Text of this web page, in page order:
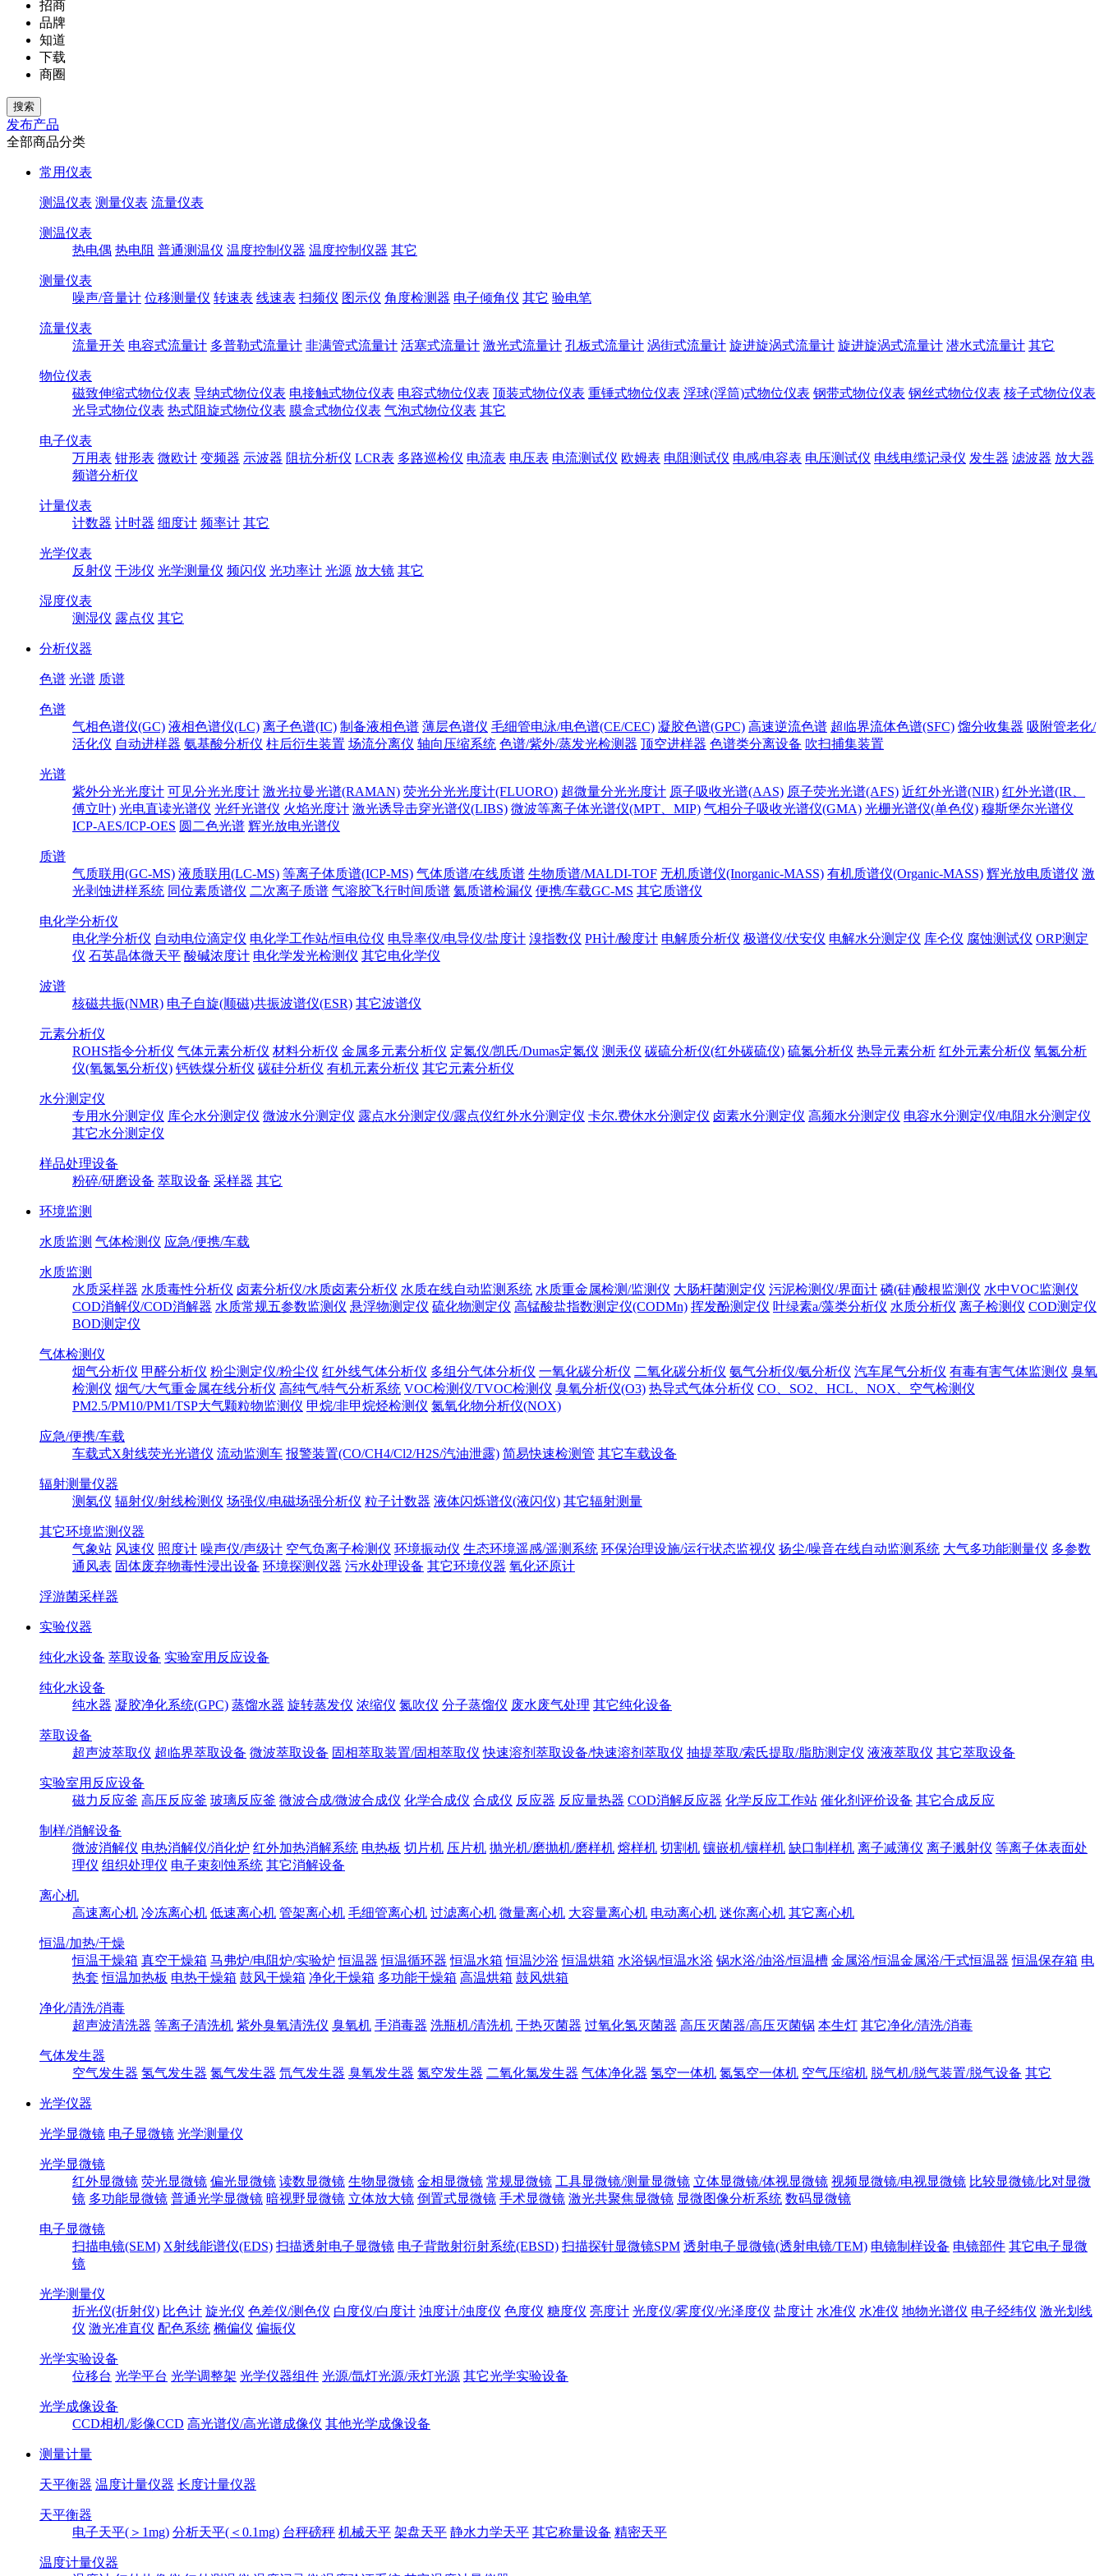
招商
品牌
知道
下载
商圈
发布产品
全部商品分类
常用仪表
测温仪表 测量仪表 流量仪表
测温仪表
热电偶 热电阻 普通测温仪 温度控制仪器 温度控制仪器 其它
测量仪表
噪声/音量计 位移测量仪 转速表 线速表 扫频仪 图示仪 角度检测器 电子倾角仪 其它 验电笔
流量仪表
流量开关 电容式流量计 多普勒式流量计 非满管式流量计 活塞式流量计 激光式流量计 孔板式流量计 涡街式流量计 旋进旋涡式流量计 旋进旋涡式流量计 潜水式流量计 其它
物位仪表
磁致伸缩式物位仪表 导纳式物位仪表 电接触式物位仪表 电容式物位仪表 顶装式物位仪表 重锤式物位仪表 浮球(浮筒)式物位仪表 钢带式物位仪表 钢丝式物位仪表 核子式物位仪表
光导式物位仪表 热式阻旋式物位仪表 膜盒式物位仪表 气泡式物位仪表 其它
电子仪表
万用表 钳形表 微欧计 变频器 示波器 阻抗分析仪 LCR表 多路巡检仪 电流表 电压表 电流测试仪 欧姆表 电阻测试仪 电感/电容表 电压测试仪 电线电缆记录仪 发生器 滤波器 放大器
频谱分析仪
计量仪表
计数器 计时器 细度计 频率计 其它
光学仪表
反射仪 干涉仪 光学测量仪 频闪仪 光功率计 光源 放大镜 其它
湿度仪表
测湿仪 露点仪 其它
分析仪器
色谱 光谱 质谱
色谱
气相色谱仪(GC) 液相色谱仪(LC) 离子色谱(IC) 制备液相色谱 薄层色谱仪 毛细管电泳/电色谱(CE/CEC) 凝胶色谱(GPC) 高速逆流色谱 超临界流体色谱(SFC) 馏分收集器 吸附管老化/
活化仪 自动进样器 氨基酸分析仪 柱后衍生装置 场流分离仪 轴向压缩系统 色谱/紫外/蒸发光检测器 顶空进样器 色谱类分离设备 吹扫捕集装置
光谱
紫外分光光度计 可见分光光度计 激光拉曼光谱(RAMAN) 荧光分光光度计(FLUORO) 超微量分光光度计 原子吸收光谱(AAS) 原子荧光光谱(AFS) 近红外光谱(NIR) 红外光谱(IR、
傅立叶) 光电直读光谱仪 光纤光谱仪 火焰光度计 激光诱导击穿光谱仪(LIBS) 微波等离子体光谱仪(MPT、MIP) 气相分子吸收光谱仪(GMA) 光栅光谱仪(单色仪) 穆斯堡尔光谱仪
ICP-AES/ICP-OES 圆二色光谱 辉光放电光谱仪
质谱
气质联用(GC-MS) 液质联用(LC-MS) 等离子体质谱(ICP-MS) 气体质谱/在线质谱 生物质谱/MALDI-TOF 无机质谱仪(Inorganic-MASS) 有机质谱仪(Organic-MASS) 辉光放电质谱仪 激
光剥蚀进样系统 同位素质谱仪 二次离子质谱 气溶胶飞行时间质谱 氦质谱检漏仪 便携/车载GC-MS 其它质谱仪
电化学分析仪
电化学分析仪 自动电位滴定仪 电化学工作站/恒电位仪 电导率仪/电导仪/盐度计 溴指数仪 PH计/酸度计 电解质分析仪 极谱仪/伏安仪 电解水分测定仪 库仑仪 腐蚀测试仪 ORP测定
仪 石英晶体微天平 酸碱浓度计 电化学发光检测仪 其它电化学仪
波谱
核磁共振(NMR) 电子自旋(顺磁)共振波谱仪(ESR) 其它波谱仪
元素分析仪
ROHS指令分析仪 气体元素分析仪 材料分析仪 金属多元素分析仪 定氮仪/凯氏/Dumas定氮仪 测汞仪 碳硫分析仪(红外碳硫仪) 硫氮分析仪 热导元素分析 红外元素分析仪 氧氮分析
仪(氧氮氢分析仪) 钙铁煤分析仪 碳硅分析仪 有机元素分析仪 其它元素分析仪
水分测定仪
专用水分测定仪 库仑水分测定仪 微波水分测定仪 露点水分测定仪/露点仪红外水分测定仪 卡尔.费休水分测定仪 卤素水分测定仪 高频水分测定仪 电容水分测定仪/电阻水分测定仪
其它水分测定仪
样品处理设备
粉碎/研磨设备 萃取设备 采样器 其它
环境监测
水质监测 气体检测仪 应急/便携/车载
水质监测
水质采样器 水质毒性分析仪 卤素分析仪/水质卤素分析仪 水质在线自动监测系统 水质重金属检测/监测仪 大肠杆菌测定仪 污泥检测仪/界面计 磷(硅)酸根监测仪 水中VOC监测仪
COD消解仪/COD消解器 水质常规五参数监测仪 悬浮物测定仪 硫化物测定仪 高锰酸盐指数测定仪(CODMn) 挥发酚测定仪 叶绿素a/藻类分析仪 水质分析仪 离子检测仪 COD测定仪
BOD测定仪
气体检测仪
烟气分析仪 甲醛分析仪 粉尘测定仪/粉尘仪 红外线气体分析仪 多组分气体分析仪 一氧化碳分析仪 二氧化碳分析仪 氨气分析仪/氨分析仪 汽车尾气分析仪 有毒有害气体监测仪 臭氧
检测仪 烟气/大气重金属在线分析仪 高纯气/特气分析系统 VOC检测仪/TVOC检测仪 臭氧分析仪(O3) 热导式气体分析仪 CO、SO2、HCL、NOX、空气检测仪
PM2.5/PM10/PM1/TSP大气颗粒物监测仪 甲烷/非甲烷烃检测仪 氮氧化物分析仪(NOX)
应急/便携/车载
车载式X射线荧光光谱仪 流动监测车 报警装置(CO/CH4/Cl2/H2S/汽油泄露) 简易快速检测管 其它车载设备
辐射测量仪器
测氡仪 辐射仪/射线检测仪 场强仪/电磁场强分析仪 粒子计数器 液体闪烁谱仪(液闪仪) 其它辐射测量
其它环境监测仪器
气象站 风速仪 照度计 噪声仪/声级计 空气负离子检测仪 环境振动仪 生态环境遥感/遥测系统 环保治理设施/运行状态监视仪 扬尘/噪音在线自动监测系统 大气多功能测量仪 多参数
通风表 固体废弃物毒性浸出设备 环境探测仪器 污水处理设备 其它环境仪器 氧化还原计
浮游菌采样器
实验仪器
纯化水设备 萃取设备 实验室用反应设备
纯化水设备
纯水器 凝胶净化系统(GPC) 蒸馏水器 旋转蒸发仪 浓缩仪 氮吹仪 分子蒸馏仪 废水废气处理 其它纯化设备
萃取设备
超声波萃取仪 超临界萃取设备 微波萃取设备 固相萃取装置/固相萃取仪 快速溶剂萃取设备/快速溶剂萃取仪 抽提萃取/索氏提取/脂肪测定仪 液液萃取仪 其它萃取设备
实验室用反应设备
磁力反应釜 高压反应釜 玻璃反应釜 微波合成/微波合成仪 化学合成仪 合成仪 反应器 反应量热器 COD消解反应器 化学反应工作站 催化剂评价设备 其它合成反应
制样/消解设备
微波消解仪 电热消解仪/消化炉 红外加热消解系统 电热板 切片机 压片机 抛光机/磨抛机/磨样机 熔样机 切割机 镶嵌机/镶样机 缺口制样机 离子减薄仪 离子溅射仪 等离子体表面处
理仪 组织处理仪 电子束刻蚀系统 其它消解设备
离心机
高速离心机 冷冻离心机 低速离心机 管架离心机 毛细管离心机 过滤离心机 微量离心机 大容量离心机 电动离心机 迷你离心机 其它离心机
恒温/加热/干燥
恒温干燥箱 真空干燥箱 马弗炉/电阻炉/实验炉 恒温器 恒温循环器 恒温水箱 恒温沙浴 恒温烘箱 水浴锅/恒温水浴 锅水浴/油浴/恒温槽 金属浴/恒温金属浴/干式恒温器 恒温保存箱 电
热套 恒温加热板 电热干燥箱 鼓风干燥箱 净化干燥箱 多功能干燥箱 高温烘箱 鼓风烘箱
净化/清洗/消毒
超声波清洗器 等离子清洗机 紫外臭氧清洗仪 臭氧机 手消毒器 洗瓶机/清洗机 干热灭菌器 过氧化氢灭菌器 高压灭菌器/高压灭菌锅 本生灯 其它净化/清洗/消毒
气体发生器
空气发生器 氢气发生器 氮气发生器 氘气发生器 臭氧发生器 氮空发生器 二氧化氯发生器 气体净化器 氢空一体机 氮氢空一体机 空气压缩机 脱气机/脱气装置/脱气设备 其它
光学仪器
光学显微镜 电子显微镜 光学测量仪
光学显微镜
红外显微镜 荧光显微镜 偏光显微镜 读数显微镜 生物显微镜 金相显微镜 常规显微镜 工具显微镜/测量显微镜 立体显微镜/体视显微镜 视频显微镜/电视显微镜 比较显微镜/比对显微
镜 多功能显微镜 普通光学显微镜 暗视野显微镜 立体放大镜 倒置式显微镜 手术显微镜 激光共聚焦显微镜 显微图像分析系统 数码显微镜
电子显微镜
扫描电镜(SEM) X射线能谱仪(EDS) 扫描透射电子显微镜 电子背散射衍射系统(EBSD) 扫描探针显微镜SPM 透射电子显微镜(透射电镜/TEM) 电镜制样设备 电镜部件 其它电子显微
镜
光学测量仪
折光仪(折射仪) 比色计 旋光仪 色差仪/测色仪 白度仪/白度计 浊度计/浊度仪 色度仪 糖度仪 亮度计 光度仪/雾度仪/光泽度仪 盐度计 水准仪 水准仪 地物光谱仪 电子经纬仪 激光划线
仪 激光准直仪 配色系统 椭偏仪 偏振仪
光学实验设备
位移台 光学平台 光学调整架 光学仪器组件 光源/氙灯光源/汞灯光源 其它光学实验设备
光学成像设备
CCD相机/影像CCD 高光谱仪/高光谱成像仪 其他光学成像设备
测量计量
天平衡器 温度计量仪器 长度计量仪器
天平衡器
电子天平(＞1mg) 分析天平(＜0.1mg) 台秤磅秤 机械天平 架盘天平 静水力学天平 其它称量设备 精密天平
温度计量仪器